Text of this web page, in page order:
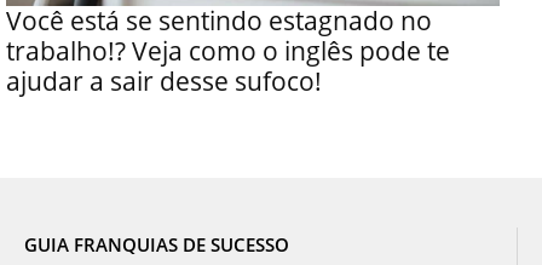
Você está se sentindo estagnado no
trabalho!? Veja como o inglês pode te
ajudar a sair desse sufoco!
GUIA FRANQUIAS DE SUCESSO